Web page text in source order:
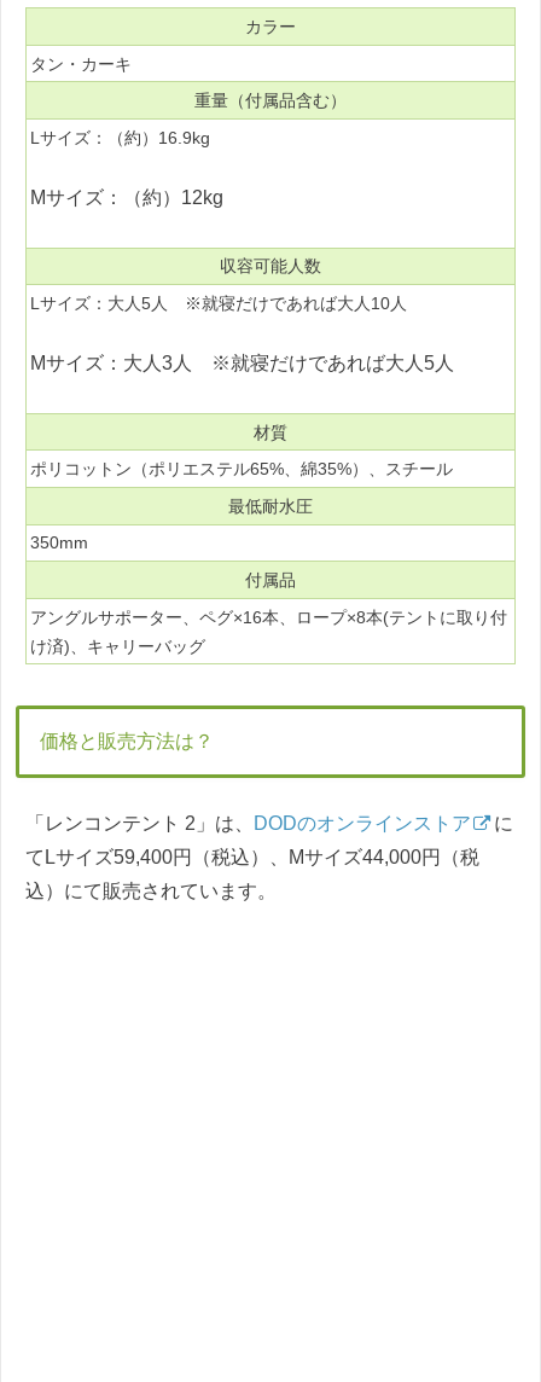
カラー
タン・カーキ
重量（付属品含む）
Lサイズ：（約）16.9kg
Mサイズ：（約）12kg
収容可能人数
Lサイズ：大人5人 ※就寝だけであれば大人10人
Mサイズ：大人3人 ※就寝だけであれば大人5人
材質
ポリコットン（ポリエステル65%、綿35%）、スチール
最低耐水圧
350mm
付属品
アングルサポーター、ペグ×16本、ロープ×8本(テントに取り付
け済)、キャリーバッグ
価格と販売方法は？
「レンコンテント 2」は、 DODのオンラインストア
に
てLサイズ59,400円（税込）、Mサイズ44,000円（税
込）にて販売されています。